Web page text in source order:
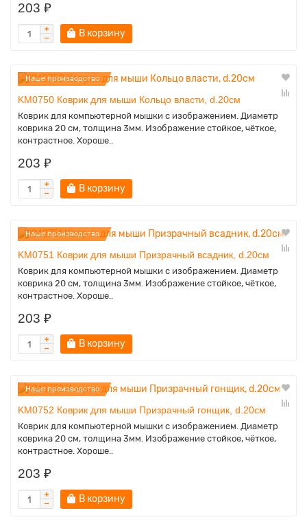
203 ₽
В корзину
Наше производство
KM0750 Коврик для мыши Кольцо власти, d.20см
Коврик для компьютерной мышки с изображением. Диаметр
коврика 20 см, толщина 3мм. Изображение стойкое, чёткое,
контрастное. Хороше..
203 ₽
В корзину
Наше производство
KM0751 Коврик для мыши Призрачный всадник, d.20см
Коврик для компьютерной мышки с изображением. Диаметр
коврика 20 см, толщина 3мм. Изображение стойкое, чёткое,
контрастное. Хороше..
203 ₽
В корзину
Наше производство
KM0752 Коврик для мыши Призрачный гонщик, d.20см
Коврик для компьютерной мышки с изображением. Диаметр
коврика 20 см, толщина 3мм. Изображение стойкое, чёткое,
контрастное. Хороше..
203 ₽
В корзину